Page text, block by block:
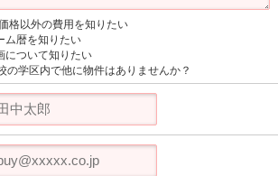
格以外の費用を知りたい
ム暦を知りたい
について知りたい
の学区内で他に物件はありませんか？